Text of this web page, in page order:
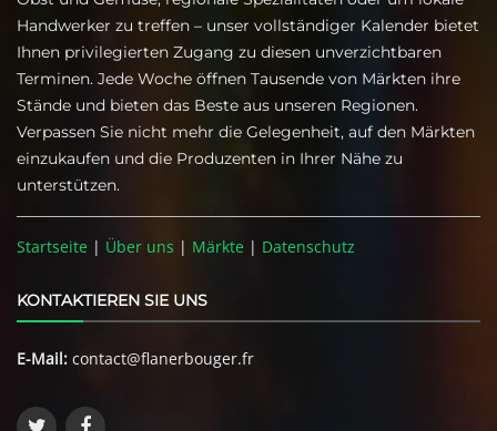
Handwerker zu treffen – unser vollständiger Kalender bietet
Ihnen privilegierten Zugang zu diesen unverzichtbaren
Terminen. Jede Woche öffnen Tausende von Märkten ihre
Stände und bieten das Beste aus unseren Regionen.
Verpassen Sie nicht mehr die Gelegenheit, auf den Märkten
einzukaufen und die Produzenten in Ihrer Nähe zu
unterstützen.
Startseite | Über uns | Märkte | Datenschutz
KONTAKTIEREN SIE UNS
E-Mail: contact@flanerbouger.fr